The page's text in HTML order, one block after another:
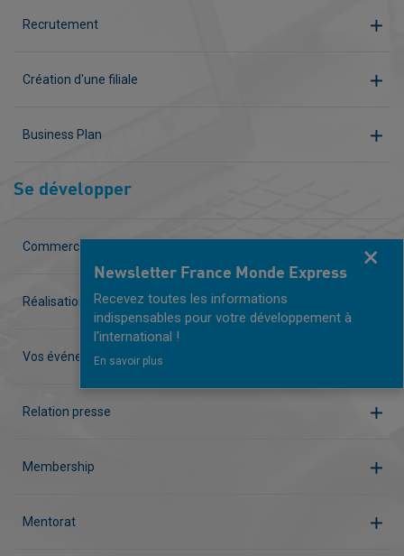
Recrutement
Création d'une filiale
Business Plan
Se développer
Commercial à temps partagé
Réalisation de vos supports de communication
Vos événements clés en main
Relation presse
Membership
Mentorat
Newsletter France Monde Express
Recevez toutes les informations
indispensables pour votre développement à
l'international !
En savoir plus